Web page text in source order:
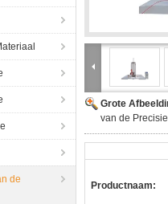
de
Grote
van de
Productnaam: